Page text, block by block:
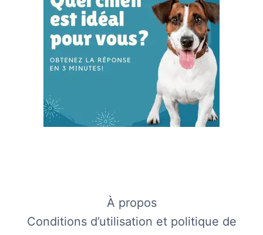
À propos
Conditions d’utilisation et politique de